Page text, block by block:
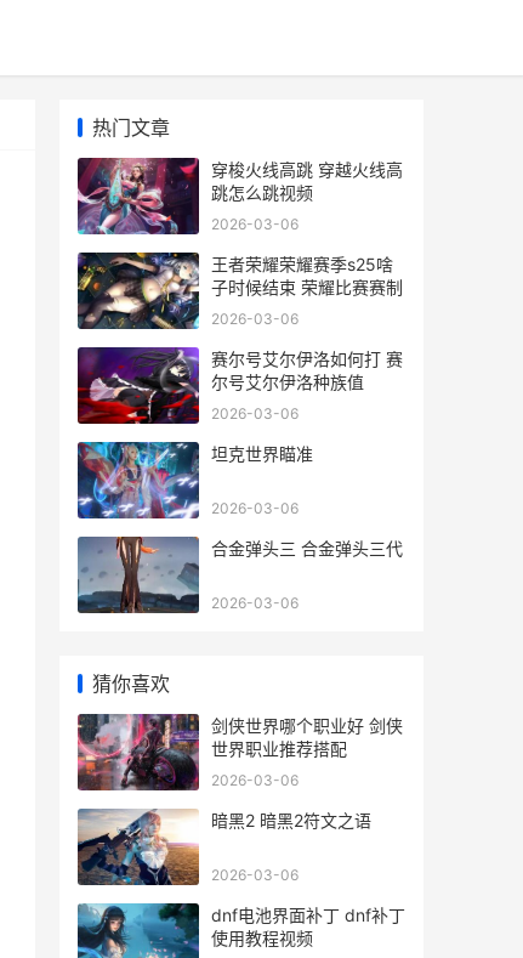
热门文章
穿梭火线高跳 穿越火线高
跳怎么跳视频
2026-03-06
王者荣耀荣耀赛季s25啥
子时候结束 荣耀比赛赛制
2026-03-06
赛尔号艾尔伊洛如何打 赛
尔号艾尔伊洛种族值
2026-03-06
坦克世界瞄准
2026-03-06
合金弹头三 合金弹头三代
2026-03-06
猜你喜欢
剑侠世界哪个职业好 剑侠
世界职业推荐搭配
2026-03-06
暗黑2 暗黑2符文之语
2026-03-06
dnf电池界面补丁 dnf补丁
使用教程视频